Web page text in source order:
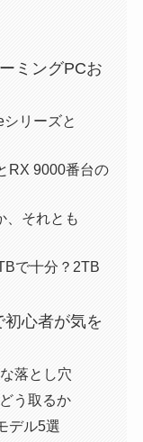
ミングPCお
リーズと
RX 9000番台の
、それとも
で十分？2TB
心者が気を
落とし穴
う取るか
デル5選